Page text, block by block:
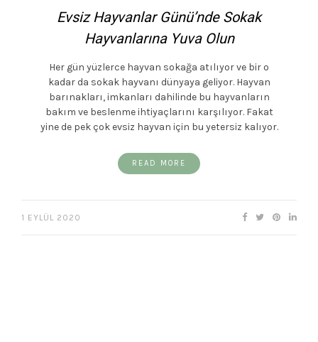
Evsiz Hayvanlar Günü’nde Sokak
Hayvanlarına Yuva Olun
Her gün yüzlerce hayvan sokağa atılıyor ve bir o
kadar da sokak hayvanı dünyaya geliyor. Hayvan
barınakları, imkanları dahilinde bu hayvanların
bakım ve beslenme ihtiyaçlarını karşılıyor. Fakat
yine de pek çok evsiz hayvan için bu yetersiz kalıyor.
READ MORE
1 EYLÜL 2020